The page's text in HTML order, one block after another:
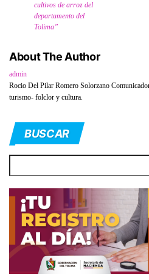
cultivos de arroz del
departamento del
Tolima”
About The Author
admin
Rocio Del Pilar Romero Solorzano
turismo- folclor y cultura.
BUSCAR